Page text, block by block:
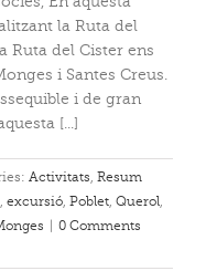
la Ruta del
Ruta del Cister ens
i Santes Creus.
i de gran
[...]
Activitats, Resum
, excursió, Poblet, Querol,
0 Comments